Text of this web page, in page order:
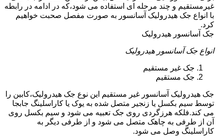
غیرمستقیم و چند مرحله ای استفاده می شود،که در ادامه در رابطه
با انواع جک هیدرولیک آسانسور به صورت مفصل صحبت خواهیم
کرد.
جک آسانسور هیدرولیک
انواع جک آسانسور هیدرولیک
جک غیر مستقیم
جک مستقیم
جک هیدرولیک آسانسور غیر مستقیم این نوع جک هیدرولیک،کابین را
توسط سیم بکسل یا زنجیر متصل شده به یوک یا کاراسلینگ جابجا
می کند.فلکه هرزگردی روی جک تعبیه می شود و سیم بکسل روی
آن از طرفی به چاهک متصل می شود و از طرفی دیگر به
کاراسلینگ وصل می شود.